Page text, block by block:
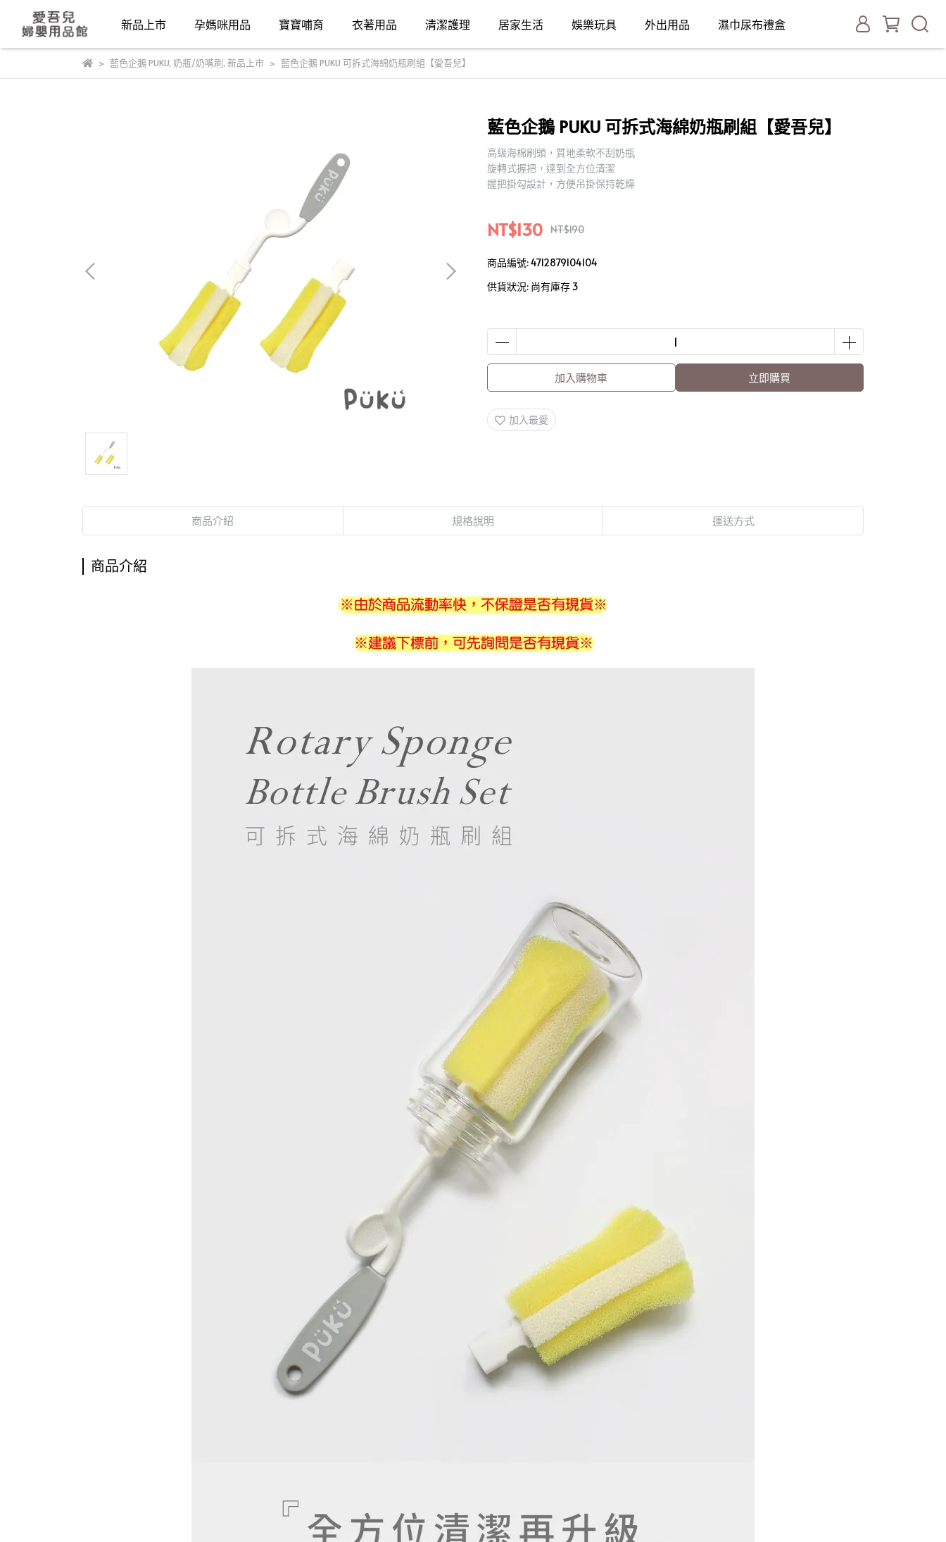
新品上市 孕媽咪用品 寶寶哺育 衣著用品 清潔護理 居家生活 娛樂玩具 外出用品 濕巾尿布禮盒
藍色企鵝 PUKU, 奶瓶/奶嘴刷, 新品上市 藍色企鵝 PUKU 可拆式海綿奶瓶刷組【愛吾兒】
藍色企鵝 PUKU 可拆式海綿奶瓶刷組【愛吾兒】
高級海棉刷頭，質地柔軟不刮奶瓶
旋轉式握把，達到全方位清潔
握把掛勾設計，方便吊掛保持乾燥
NT$130 NT$190
商品編號:4712879104104
供貨狀況: 尚有庫存 3
加入購物車 立即購買
加入最愛
商品介紹 規格說明 運送方式
商品介紹